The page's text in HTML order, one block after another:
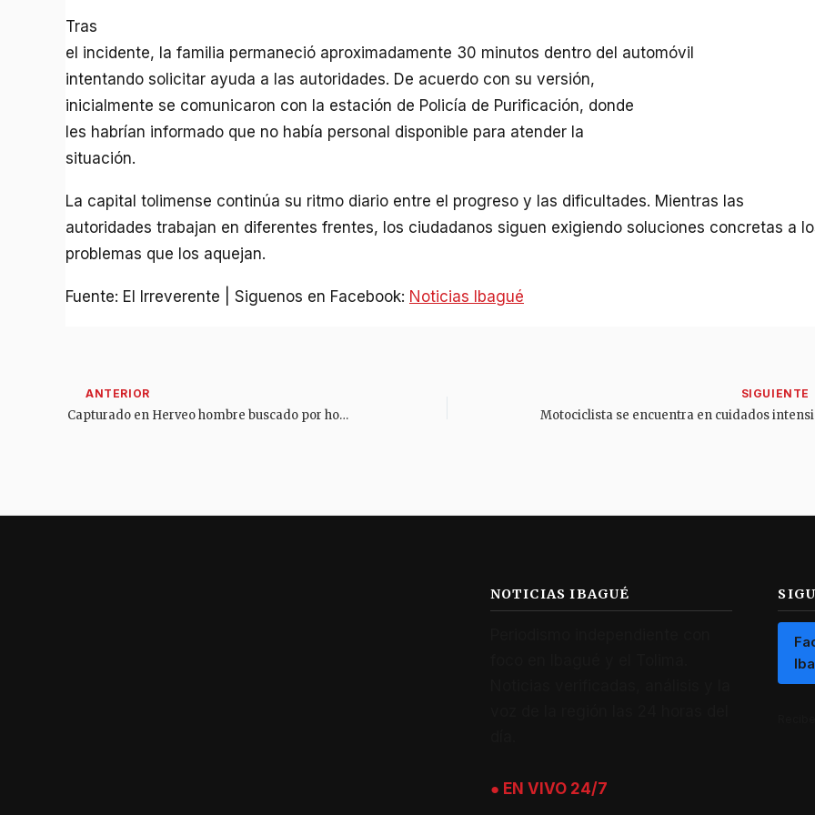
Tras
el incidente, la familia permaneció aproximadamente 30 minutos dentro del automóvil
intentando solicitar ayuda a las autoridades. De acuerdo con su versión,
inicialmente se comunicaron con la estación de Policía de Purificación, donde
les habrían informado que no había personal disponible para atender la
situación.
La capital tolimense continúa su ritmo diario entre el progreso y las dificultades. Mientras las
autoridades trabajan en diferentes frentes, los ciudadanos siguen exigiendo soluciones concretas a
problemas que los aquejan.
Fuente: El Irreverente | Siguenos en Facebook: Noticias Ibagué
Capturado en Herveo hombre buscado por homicidio y secuestro extorsivo
NOTICIAS IBAGUÉ
● EN VIVO 24/7